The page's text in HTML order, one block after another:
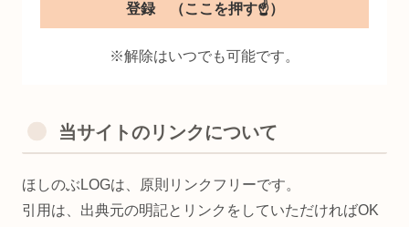
※解除はいつでも可能です。
当サイトのリンクについて
ほしのぶLOGは、原則リンクフリーです。
引用は、出典元の明記とリンクをしていただければOK